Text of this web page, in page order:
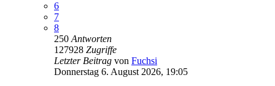
6
7
8
250 Antworten
127928 Zugriffe
Letzter Beitrag von Fuchsi
Donnerstag 6. August 2026, 19:05